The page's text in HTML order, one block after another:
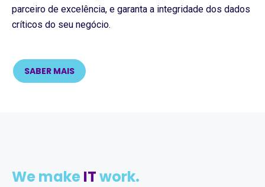
parceiro de excelência, e garanta a integridade dos dados
críticos do seu negócio.
SABER MAIS
We make ITwork.